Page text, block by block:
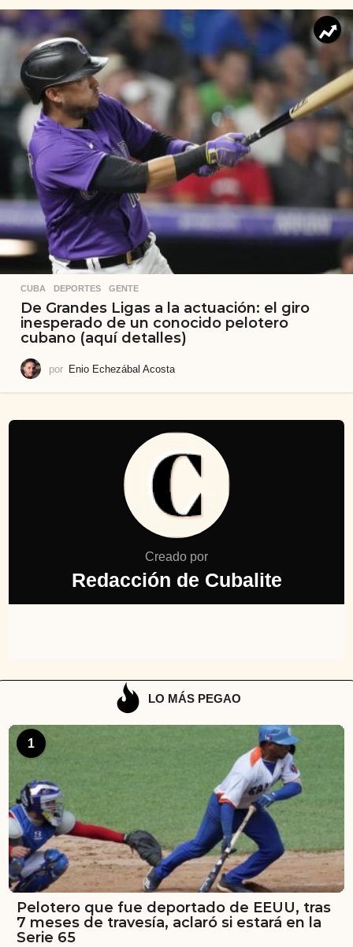
CUBA ,DEPORTES ,GENTE
De Grandes Ligas a la actuación: el giro
inesperado de un conocido pelotero
cubano (aquí detalles)
por Enio Echezábal Acosta
Creado por
Redacción de Cubalite
LO MÁS PEGAO
1
Pelotero que fue deportado de EEUU, tras
7 meses de travesía, aclaró si estará en la
Serie 65